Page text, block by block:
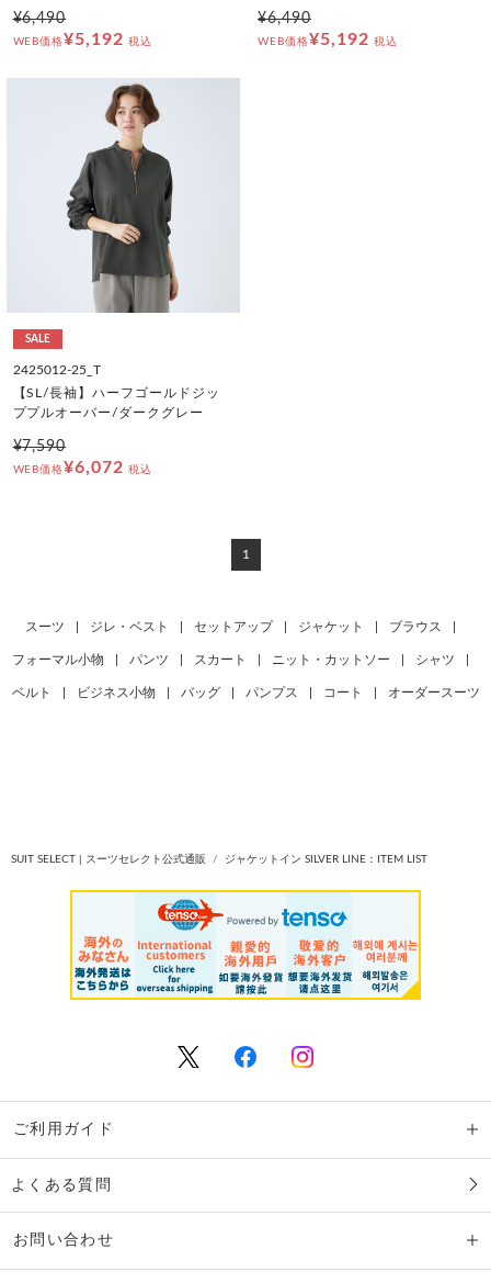
¥6,490
WEB価格¥5,192 税込
¥6,490
WEB価格¥5,192 税込
SALE
2425012-25_T
【SL/長袖】ハーフゴールドジッ
ププルオーバー/ダークグレー
¥7,590
WEB価格¥6,072 税込
1
スーツ ジレ・ベスト セットアップ ジャケット ブラウス
フォーマル小物 パンツ スカート ニット・カットソー シャツ
ベルト ビジネス小物 バッグ パンプス コート オーダースーツ
SUIT SELECT | スーツセレクト公式通販 ジャケットイン SILVER LINE：ITEM LIST
ご利用ガイド
よくある質問
お問い合わせ